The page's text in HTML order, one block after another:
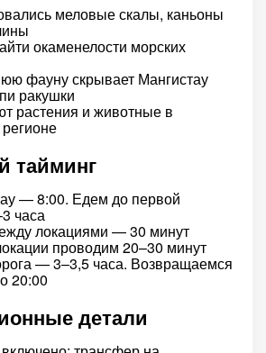
меловые скалы, каньоны
окаменелости морских
фауну скрывает Мангистау
ракушки
растения и животные в
тайминг
— 8:00. Едем до первой
часа
локациями — 30 минут
проводим 20–30 минут
— 3–3,5 часа. Возвращаемся
20:00
детали